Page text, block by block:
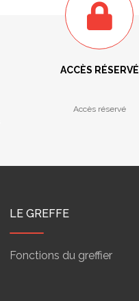
ACCÈS RÉSERVÉ
Accès réservé
LE GREFFE
Fonctions du greffier